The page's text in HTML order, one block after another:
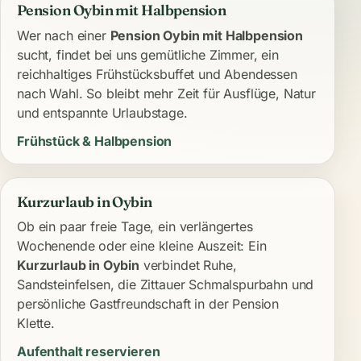
Pension Oybin mit Halbpension
Wer nach einer Pension Oybin mit Halbpension
sucht, findet bei uns gemütliche Zimmer, ein
reichhaltiges Frühstücksbuffet und Abendessen
nach Wahl. So bleibt mehr Zeit für Ausflüge, Natur
und entspannte Urlaubstage.
Frühstück & Halbpension
Kurzurlaub in Oybin
Ob ein paar freie Tage, ein verlängertes
Wochenende oder eine kleine Auszeit: Ein
Kurzurlaub in Oybin verbindet Ruhe,
Sandsteinfelsen, die Zittauer Schmalspurbahn und
persönliche Gastfreundschaft in der Pension
Klette.
Aufenthalt reservieren